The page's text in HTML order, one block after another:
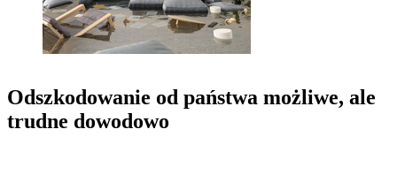
Odszkodowanie od państwa możliwe, ale
trudne dowodowo